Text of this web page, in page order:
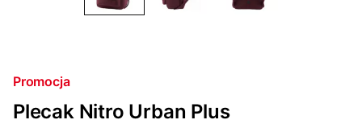
Promocja
Plecak Nitro Urban Plus